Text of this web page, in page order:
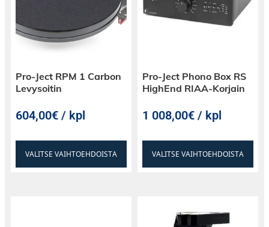
Pro-Ject RPM 1 Carbon
Levysoitin
604,00€ / kpl
VALITSE VAIHTOEHDOISTA
Pro-Ject Phono Box RS
HighEnd RIAA-Korjain
1 008,00€ / kpl
VALITSE VAIHTOEHDOISTA